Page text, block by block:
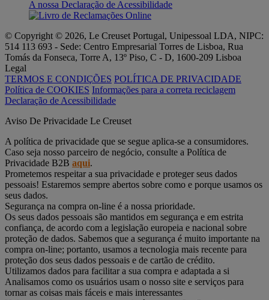
A nossa Declaração de Acessibilidade
© Copyright © 2026, Le Creuset Portugal, Unipessoal LDA, NIPC:
514 113 693 - Sede: Centro Empresarial Torres de Lisboa, Rua
Tomás da Fonseca, Torre A, 13º Piso, C - D, 1600-209 Lisboa
Legal
TERMOS E CONDIÇÕES POLÍTICA DE PRIVACIDADE
Política de COOKIES Informações para a correta reciclagem
Declaração de Acessibilidade
Aviso De Privacidade Le Creuset
A política de privacidade que se segue aplica-se a consumidores.
Caso seja nosso parceiro de negócio, consulte a Política de
Privacidade B2B aqui.
Prometemos respeitar a sua privacidade e proteger seus dados
pessoais! Estaremos sempre abertos sobre como e porque usamos os
seus dados.
Segurança na compra on-line é a nossa prioridade.
Os seus dados pessoais são mantidos em segurança e em estrita
confiança, de acordo com a legislação europeia e nacional sobre
proteção de dados. Sabemos que a segurança é muito importante na
compra on-line; portanto, usamos a tecnologia mais recente para
proteção dos seus dados pessoais e de cartão de crédito.
Utilizamos dados para facilitar a sua compra e adaptada a si
Analisamos como os usuários usam o nosso site e serviços para
tornar as coisas mais fáceis e mais interessantes